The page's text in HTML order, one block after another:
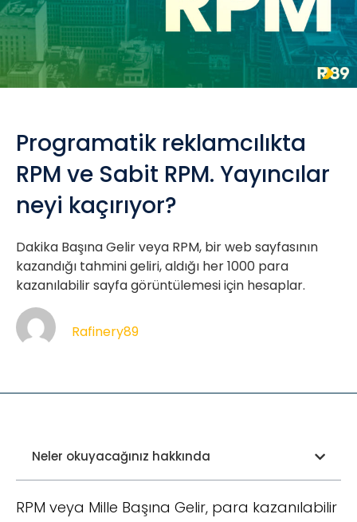
Programatik reklamcılıkta
RPM ve Sabit RPM. Yayıncılar
neyi kaçırıyor?
Dakika Başına Gelir veya RPM, bir web sayfasının
kazandığı tahmini geliri, aldığı her 1000 para
kazanılabilir sayfa görüntülemesi için hesaplar.
Rafinery89
Neler okuyacağınız hakkında
RPM veya Mille Başına Gelir, para kazanılabilir